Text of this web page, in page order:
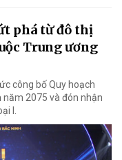
phá từ đô thị
Trung ương
công bố Quy hoạch
2075 và đón nhận
I.